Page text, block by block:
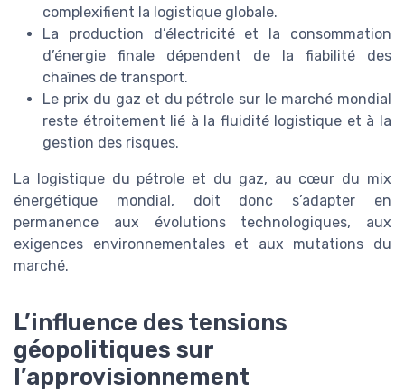
complexifient la logistique globale.
La production d’électricité et la consommation
d’énergie finale dépendent de la fiabilité des
chaînes de transport.
Le prix du gaz et du pétrole sur le marché mondial
reste étroitement lié à la fluidité logistique et à la
gestion des risques.
La logistique du pétrole et du gaz, au cœur du mix
énergétique mondial, doit donc s’adapter en
permanence aux évolutions technologiques, aux
exigences environnementales et aux mutations du
marché.
L’influence des tensions
géopolitiques sur
l’approvisionnement